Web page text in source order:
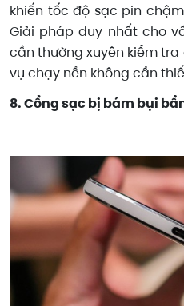
khiến tốc độ sạc pin
Giải pháp duy nhất cho
cần thường xuyên kiểm
vụ chạy nền không cần
8. Cổng sạc bị bám bụi